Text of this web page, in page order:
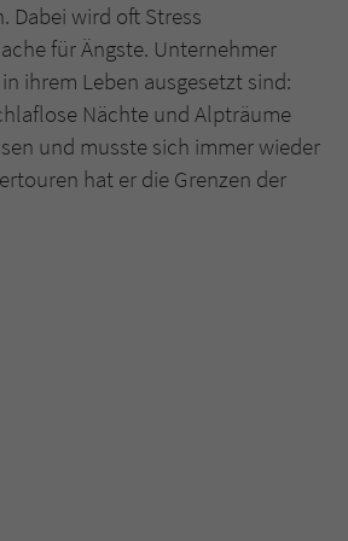
Dabei wird oft Stress
für Ängste. Unternehmer
ihrem Leben ausgesetzt sind:
Nächte und Alpträume
und musste sich immer wieder
hat er die Grenzen der
Couch Medien GmbH & Co. KG